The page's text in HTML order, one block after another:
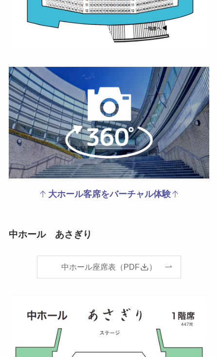
大ホール客席をバーチャル体験
中ホール あさぎり
中ホール座席表（PDF ）